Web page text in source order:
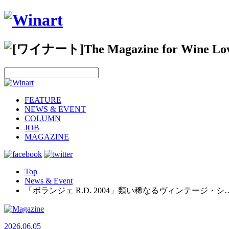
FEATURE
NEWS & EVENT
COLUMN
JOB
MAGAZINE
Top
News & Event
「ボランジェ R.D. 2004」類い稀なるヴィンテージ・
2026.06.05